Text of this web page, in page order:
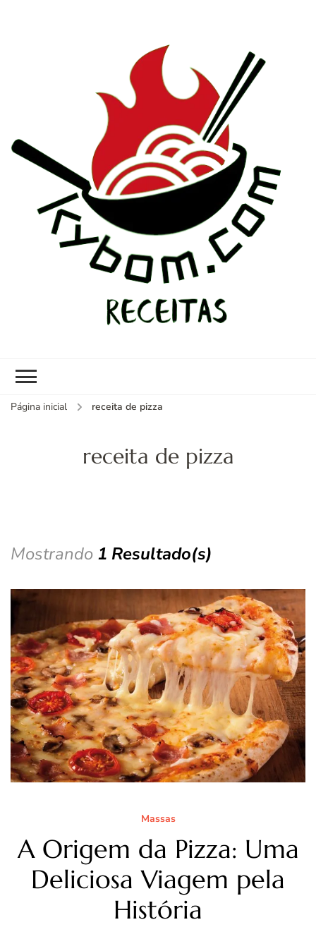
Página inicial receita de pizza
receita de pizza
Mostrando 1 Resultado(s)
Massas
A Origem da Pizza: Uma
Deliciosa Viagem pela
História